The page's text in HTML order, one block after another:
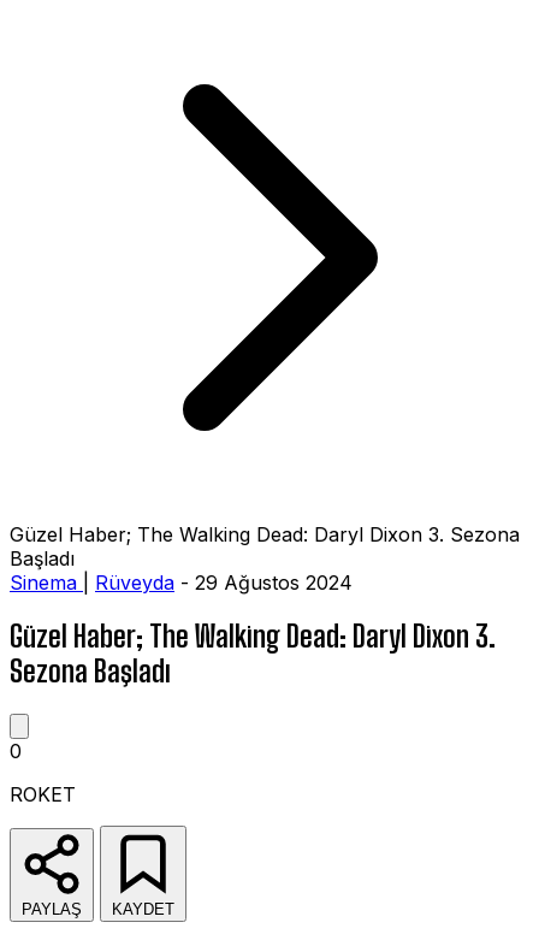
Güzel Haber; The Walking Dead: Daryl Dixon 3. Sezona
Başladı
Sinema
Rüveyda - 29 Ağustos 2024
Güzel Haber; The Walking Dead: Daryl Dixon 3.
Sezona Başladı
0
ROKET
PAYLAŞ KAYDET